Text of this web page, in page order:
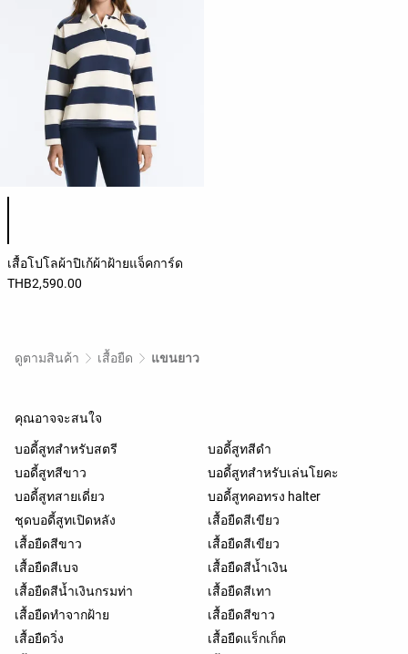
รายการสีสินค้า
เสื้อโปโลผ้าปิเก้ผ้าฝ้ายแจ็คการ์ด
THB2,590.00
ดูตามสินค้า เสื้อยืด แขนยาว
คุณอาจจะสนใจ
บอดี้สูทสำหรับสตรี
บอดี้สูทสีดำ
บอดี้สูทสีขาว
บอดี้สูทสำหรับเล่นโยคะ
บอดี้สูทสายเดี่ยว
บอดี้สูทคอทรง halter
ชุดบอดี้สูทเปิดหลัง
เสื้อยืดสีเขียว
เสื้อยืดสีขาว
เสื้อยืดสีเขียว
เสื้อยืดสีเบจ
เสื้อยืดสีน้ำเงิน
เสื้อยืดสีน้ำเงินกรมท่า
เสื้อยืดสีเทา
เสื้อยืดทำจากฝ้าย
เสื้อยืดสีขาว
เสื้อยืดวิ่ง
เสื้อยืดแร็กเก็ต